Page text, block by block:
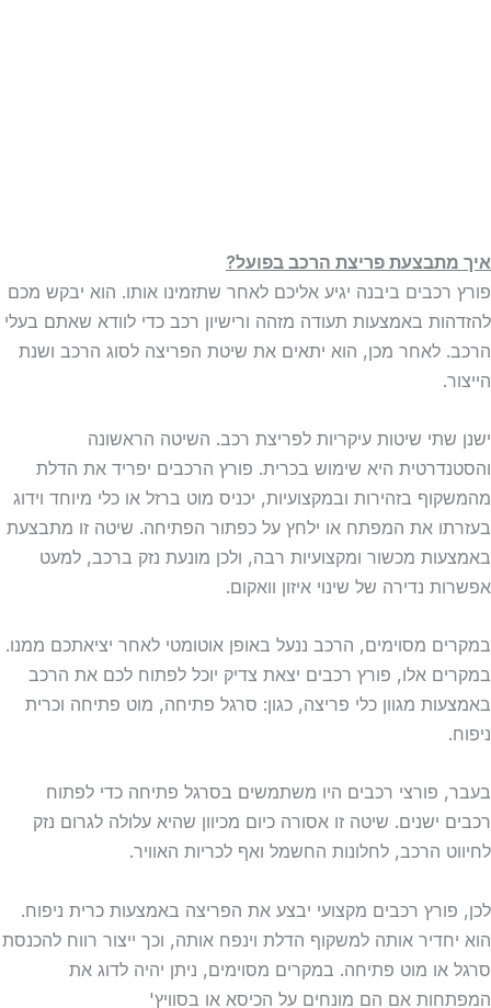
איך מתבצעת פריצת הרכב בפועל?
פורץ רכבים ביבנה יגיע אליכם לאחר שתזמינו אותו. הוא יבקש מכם
להזדהות באמצעות תעודה מזהה ורישיון רכב כדי לוודא שאתם בעלי
הרכב. לאחר מכן, הוא יתאים את שיטת הפריצה לסוג הרכב ושנת
הייצור.
ישנן שתי שיטות עיקריות לפריצת רכב. השיטה הראשונה
והסטנדרטית היא שימוש בכרית. פורץ הרכבים יפריד את הדלת
מהמשקוף בזהירות ובמקצועיות, יכניס מוט ברזל או כלי מיוחד וידוג
בעזרתו את המפתח או ילחץ על כפתור הפתיחה. שיטה זו מתבצעת
באמצעות מכשור ומקצועיות רבה, ולכן מונעת נזק ברכב, למעט
אפשרות נדירה של שינוי איזון וואקום.
במקרים מסוימים, הרכב ננעל באופן אוטומטי לאחר יציאתכם ממנו.
במקרים אלו, פורץ רכבים יצאת צדיק יוכל לפתוח לכם את הרכב
באמצעות מגוון כלי פריצה, כגון: סרגל פתיחה, מוט פתיחה וכרית
ניפוח.
בעבר, פורצי רכבים היו משתמשים בסרגל פתיחה כדי לפתוח
רכבים ישנים. שיטה זו אסורה כיום מכיוון שהיא עלולה לגרום נזק
לחיווט הרכב, לחלונות החשמל ואף לכריות האוויר.
לכן, פורץ רכבים מקצועי יבצע את הפריצה באמצעות כרית ניפוח.
הוא יחדיר אותה למשקוף הדלת וינפח אותה, וכך ייצור רווח להכנסת
סרגל או מוט פתיחה. במקרים מסוימים, ניתן יהיה לדוג את
המפתחות אם הם מונחים על הכיסא או בסוויץ'